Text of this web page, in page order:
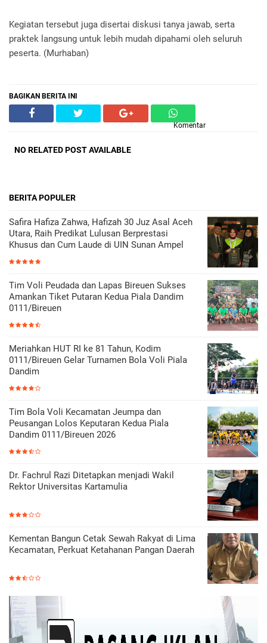
Kegiatan tersebut juga disertai diskusi tanya jawab, serta
praktek langsung untuk lebih mudah dipahami oleh seluruh
peserta. (Murhaban)
BAGIKAN BERITA INI
Komentar
NO RELATED POST AVAILABLE
BERITA POPULER
Safira Hafiza Zahwa, Hafizah 30 Juz Asal Aceh
Utara, Raih Predikat Lulusan Berprestasi
Khusus dan Cum Laude di UIN Sunan Ampel
Tim Voli Peudada dan Lapas Bireuen Sukses
Amankan Tiket Putaran Kedua Piala Dandim
0111/Bireuen
Meriahkan HUT RI ke 81 Tahun, Kodim
0111/Bireuen Gelar Turnamen Bola Voli Piala
Dandim
Tim Bola Voli Kecamatan Jeumpa dan
Peusangan Lolos Keputaran Kedua Piala
Dandim 0111/Bireuen 2026
Dr. Fachrul Razi Ditetapkan menjadi Wakil
Rektor Universitas Kartamulia
Kementan Bangun Cetak Sewah Rakyat di Lima
Kecamatan, Perkuat Ketahanan Pangan Daerah